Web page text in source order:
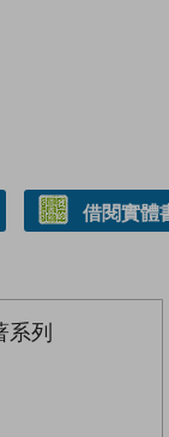
借閱實體
列